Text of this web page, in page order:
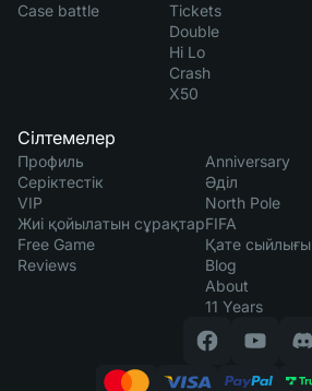
Case battle
Tickets
Double
Hi Lo
Crash
X50
Сілтемелер
Профиль
Серіктестік
VIP
Жиі қойылатын сұрақтар
Free Game
Reviews
Anniversary
Әділ
North Pole
FIFA
Қате сыйлығы
Blog
About
11 Years